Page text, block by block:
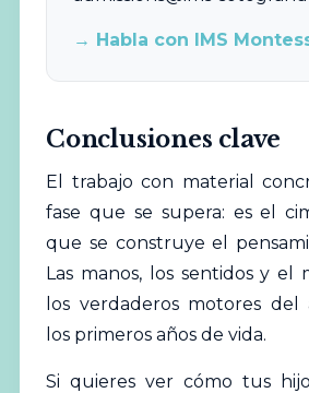
→ Habla con IMS
Conclusiones clave
El trabajo con material
fase que se supera: es el
que se construye el
Las manos, los sentidos y el
los verdaderos motores del
los primeros años de vida.
Si quieres ver cómo tus